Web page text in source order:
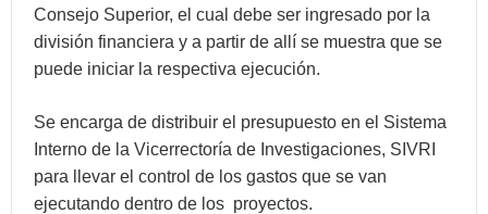
Consejo Superior, el cual debe ser ingresado por la
división financiera y a partir de allí se muestra que se
puede iniciar la respectiva ejecución.
Se encarga de distribuir el presupuesto en el Sistema
Interno de la Vicerrectoría de Investigaciones, SIVRI
para llevar el control de los gastos que se van
ejecutando dentro de los proyectos.